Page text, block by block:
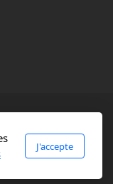
J'accepte